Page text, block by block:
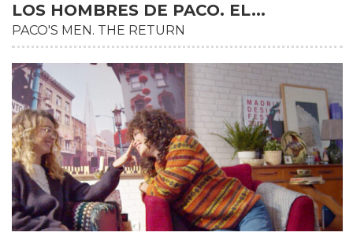
HD
LOS HOMBRES DE PACO. EL...
PACO'S MEN. THE RETURN